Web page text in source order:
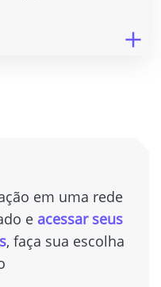
em uma rede
e acessar seus
, faça sua escolha